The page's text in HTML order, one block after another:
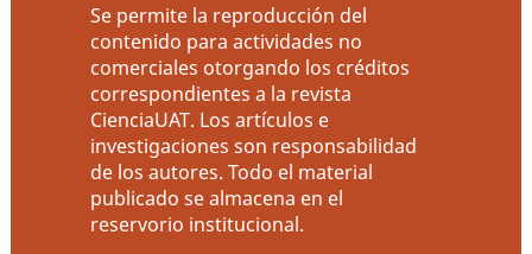
Se permite la reproducción del
contenido para actividades no
comerciales otorgando los créditos
correspondientes a la revista
CienciaUAT. Los artículos e
investigaciones son responsabilidad
de los autores. Todo el material
publicado se almacena en el
reservorio institucional.